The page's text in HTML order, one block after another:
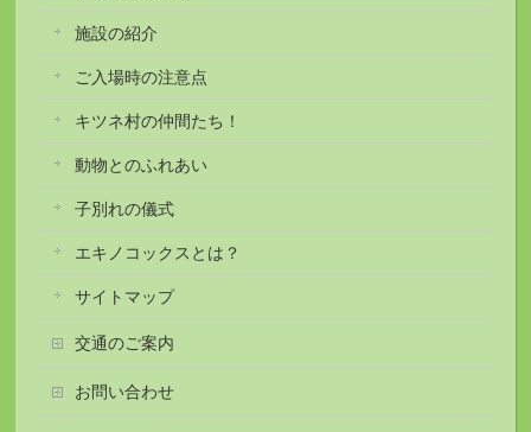
施設の紹介
ご入場時の注意点
キツネ村の仲間たち！
動物とのふれあい
子別れの儀式
エキノコックスとは？
サイトマップ
交通のご案内
お問い合わせ